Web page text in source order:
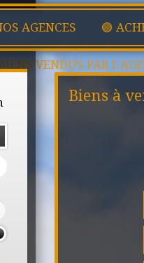
AGENCES 🟢
VENDUS PAR
Biens à